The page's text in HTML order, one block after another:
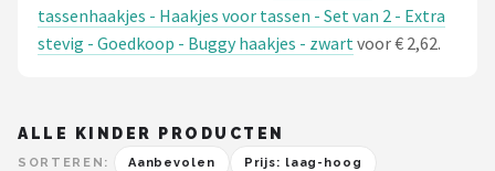
tassenhaakjes - Haakjes voor tassen - Set van 2 - Extra
stevig - Goedkoop - Buggy haakjes - zwartvoor € 2,62.
ALLE KINDER PRODUCTEN
SORTEREN: Aanbevolen Prijs: laag-hoog